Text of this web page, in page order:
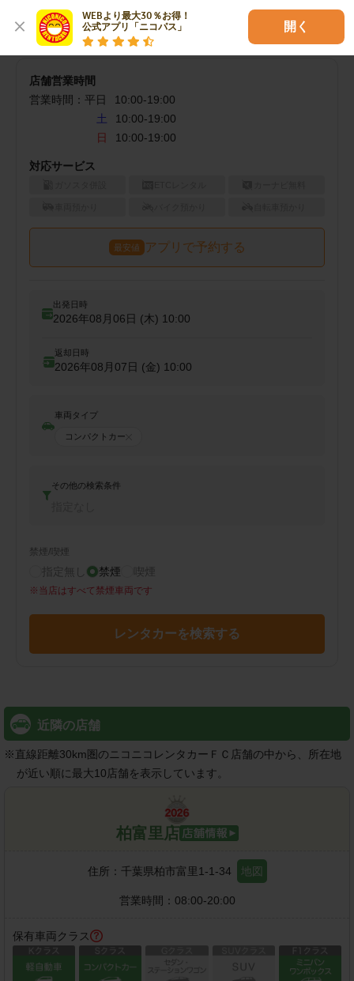
WEBより最大30％お得！
公式アプリ「ニコパス」
開く
YH南柏店でご予約（空車検索）
店舗営業時間
営業時間： 平日 10:00-19:00
土
10:00-19:00
日
10:00-19:00
対応サービス
最安値 アプリで予約する
出発日時
2026年08月06日 (木) 10:00
返却日時
2026年08月07日 (金) 10:00
車両タイプ
コンパクトカー
その他の検索条件
禁煙/喫煙
指定無し 禁煙 喫煙
※ 当店はすべて禁煙車両です
レンタカーを検索する
近隣の店舗
※直線距離30km圏のニコニコレンタカーＦＣ店舗の中から、所在地
が近い順に最大10店舗を表示しています。
柏富里店
住所： 千葉県柏市富里1-1-34 地図
営業時間： 08:00-20:00
保有車両クラス